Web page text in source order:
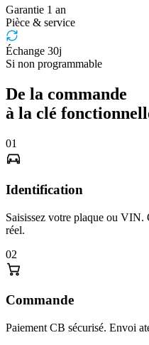
Garantie 1 an
Pièce & service
Échange 30j
Si non programmable
De la commande
à la clé
01
Identification
Saisissez votre plaque ou
réel.
02
Commande
Paiement CB sécurisé. Envoi